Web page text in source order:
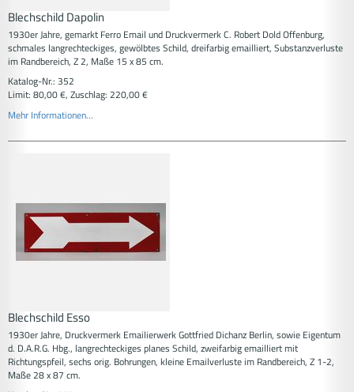
Blechschild Dapolin
1930er Jahre, gemarkt Ferro Email und Druckvermerk C. Robert Dold Offenburg,
schmales langrechteckiges, gewölbtes Schild, dreifarbig emailliert, Substanzverluste
im Randbereich, Z 2, Maße 15 x 85 cm.
Katalog-Nr.: 352
Limit: 80,00 €, Zuschlag: 220,00 €
Mehr Informationen...
Blechschild Esso
1930er Jahre, Druckvermerk Emailierwerk Gottfried Dichanz Berlin, sowie Eigentum
d. D.A.R.G. Hbg., langrechteckiges planes Schild, zweifarbig emailliert mit
Richtungspfeil, sechs orig. Bohrungen, kleine Emailverluste im Randbereich, Z 1-2,
Maße 28 x 87 cm.